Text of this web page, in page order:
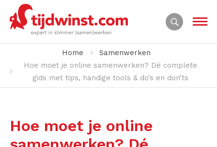
Home
Samenwerken
Hoe moet je online samenwerken? Dé complete
gids met tips, handige tools & do’s en don’ts
Hoe moet je online